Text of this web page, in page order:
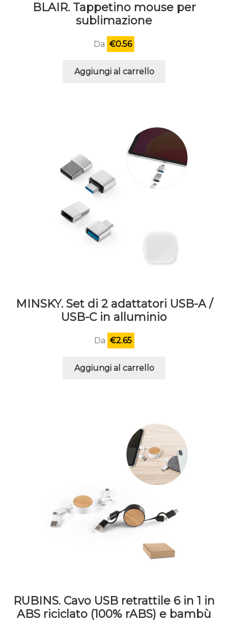
BLAIR. Tappetino mouse per
sublimazione
Da €0.56
Aggiungi al carrello
MINSKY. Set di 2 adattatori USB-A /
USB-C in alluminio
Da €2.65
Aggiungi al carrello
RUBINS. Cavo USB retrattile 6 in 1 in
ABS riciclato (100% rABS) e bambù